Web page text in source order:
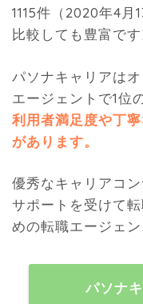
1115件（2020年4
比較しても豊富です
パソナキャリアは
エージェントで1位
利用者満足度や丁
があります。
優秀なキャリアコ
サポートを受けて
めの転職エージェン
パソナ